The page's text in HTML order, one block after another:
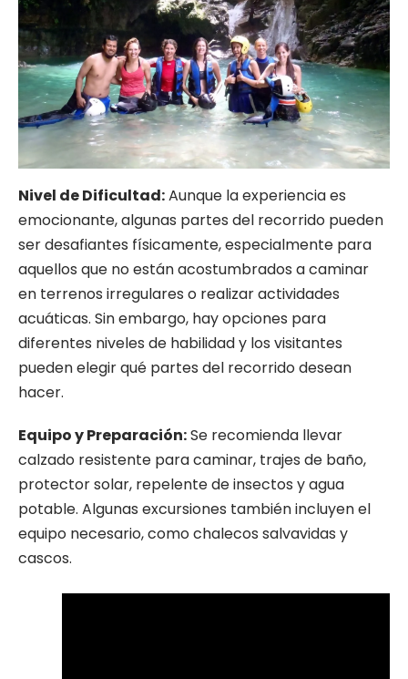
Nivel de Dificultad:Aunque la experiencia es
emocionante, algunas partes del recorrido pueden
ser desafiantes físicamente, especialmente para
aquellos que no están acostumbrados a caminar
en terrenos irregulares o realizar actividades
acuáticas. Sin embargo, hay opciones para
diferentes niveles de habilidad y los visitantes
pueden elegir qué partes del recorrido desean
hacer.
Equipo y Preparación:Se recomienda llevar
calzado resistente para caminar, trajes de baño,
protector solar, repelente de insectos y agua
potable. Algunas excursiones también incluyen el
equipo necesario, como chalecos salvavidas y
cascos.